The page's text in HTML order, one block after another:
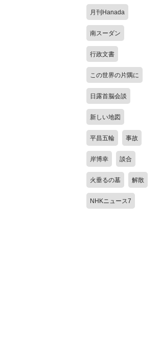
月刊Hanada
南スーダン
行政文書
この世界の片隅に
日露首脳会談
新しい地図
平昌五輪 事故
岸博幸 談合
火垂るの墓 解散
NHKニュース7